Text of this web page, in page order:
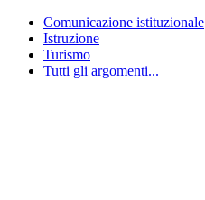
Comunicazione istituzionale
Istruzione
Turismo
Tutti gli argomenti...